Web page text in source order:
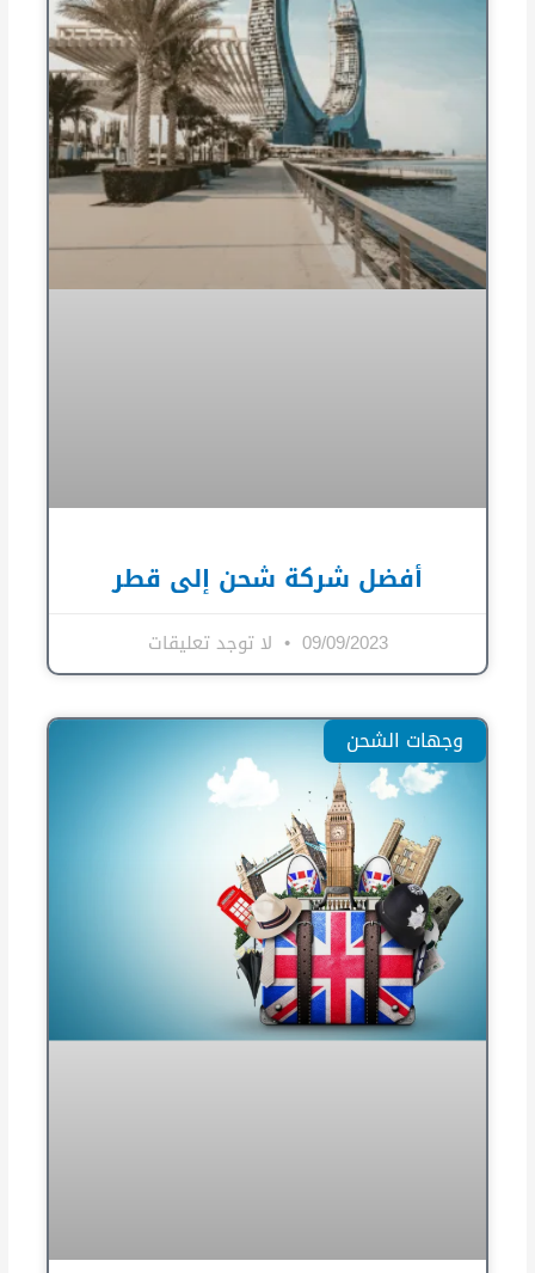
أفضل شركة شحن إلى قطر
09/09/2023 لا توجد تعليقات
وجهات الشحن